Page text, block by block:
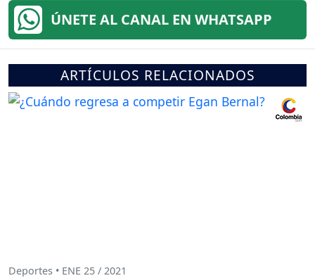
ÚNETE AL CANAL EN WHATSAPP
ARTÍCULOS RELACIONADOS
Deportes • ENE 25 / 2021